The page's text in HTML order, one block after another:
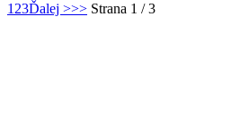
1 23Ďalej >>> Strana 1 / 3